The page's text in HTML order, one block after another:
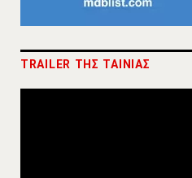
TRAILER ΤΗΣ ΤΑΙΝΙΑΣ